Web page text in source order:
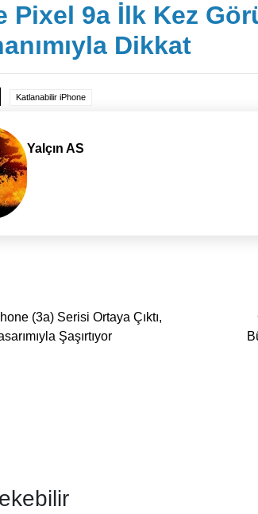
Pixel 9a İlk Kez
Dikkat
Katlanabilir iPhone
Yalçın AS
(3a) Serisi Ortaya Çıktı,
Şaşırtıyor